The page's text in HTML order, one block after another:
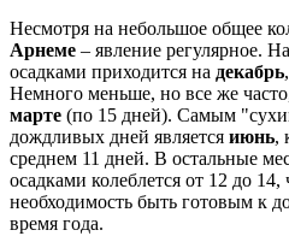
Несмотря на небольшое общее
Арнеме – явление регулярное.
осадками приходится на декабрь
Немного меньше, но все же
марте (по 15 дней). Самым
дождливых дней является июнь,
среднем 11 дней. В остальные
осадками колеблется от 12 до 14,
необходимость быть готовым к
время года.